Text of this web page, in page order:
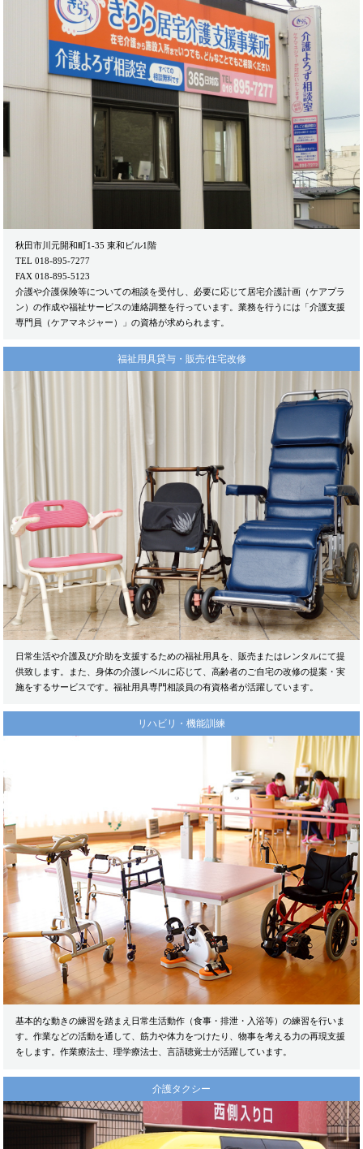
秋田市川元開和町1-35 東和ビル1階
TEL 018-895-7277
FAX 018-895-5123
介護や介護保険等についての相談を受付し、必要に応じて居宅介護計画（ケアプラ
ン）の作成や福祉サービスの連絡調整を行っています。業務を行うには「介護支援
専門員（ケアマネジャー）」の資格が求められます。
福祉用具貸与・販売/住宅改修
日常生活や介護及び介助を支援するための福祉用具を、販売またはレンタルにて提
供致します。また、身体の介護レベルに応じて、高齢者のご自宅の改修の提案・実
施をするサービスです。福祉用具専門相談員の有資格者が活躍しています。
リハビリ・機能訓練
基本的な動きの練習を踏まえ日常生活動作（食事・排泄・入浴等）の練習を行いま
す。作業などの活動を通して、筋力や体力をつけたり、物事を考える力の再現支援
をします。作業療法士、理学療法士、言語聴覚士が活躍しています。
介護タクシー